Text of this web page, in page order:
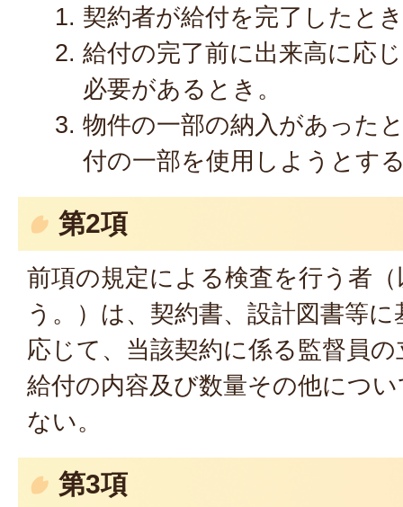
契約者が給付を完了したと
給付の完了前に出来高に応
必要があるとき。
物件の一部の納入があった
付の一部を使用しようとす
第2項
前項の規定による検査を行う者
う。）は、契約書、設計図書等
応じて、当該契約に係る監督員
給付の内容及び数量その他につ
ない。
第3項